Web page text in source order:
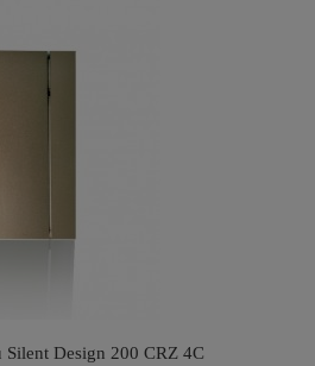
Silent Design 200 CRZ 4C